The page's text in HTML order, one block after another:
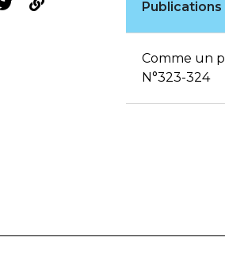
Publications
Comme un
N°323-324